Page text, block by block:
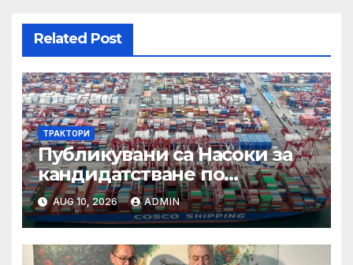
Related Post
ТРАКТОРИ
Публикувани са Насоки за
кандидатстване по
процедурата за техническа
помощ за ИТИ по
Приоритет 2 на ПРР 2021-
2027 г.
AUG 10, 2026 ADMIN